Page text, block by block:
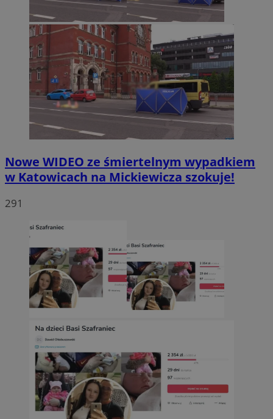
Nowe WIDEO ze śmiertelnym wypadkiem
w Katowicach na Mickiewicza szokuje!
291